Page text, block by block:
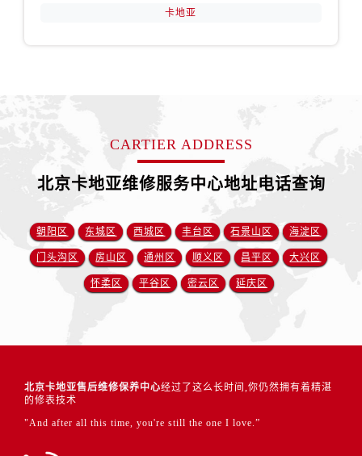
卡地亚
CARTIER ADDRESS
北京卡地亚维修服务中心地址电话查询
朝阳区 东城区 西城区 丰台区 石景山区 海淀区
门头沟区 房山区 通州区 顺义区 昌平区 大兴区
怀柔区 平谷区 密云区 延庆区
北京卡地亚售后维修保养中心经过了这么长时间,你仍然拥有着精湛
的修表技术
"And after all this time, you're still the one I love.”